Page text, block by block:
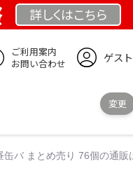
詳しくはこちら
ご利用案内
お問い合わせ
ゲス
変更
バ まとめ売り 76個の通販